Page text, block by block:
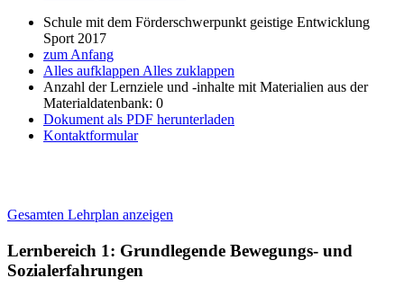
Schule mit dem Förderschwerpunkt geistige Entwicklung
Sport 2017
zum Anfang
Alles aufklappen Alles zuklappen
Anzahl der Lernziele und -inhalte mit Materialien aus der
Materialdatenbank: 0
Dokument als PDF herunterladen
Kontaktformular
Gesamten Lehrplan anzeigen
Lernbereich 1: Grundlegende Bewegungs- und
Sozialerfahrungen